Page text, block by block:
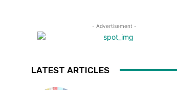
- Advertisement -
LATEST ARTICLES